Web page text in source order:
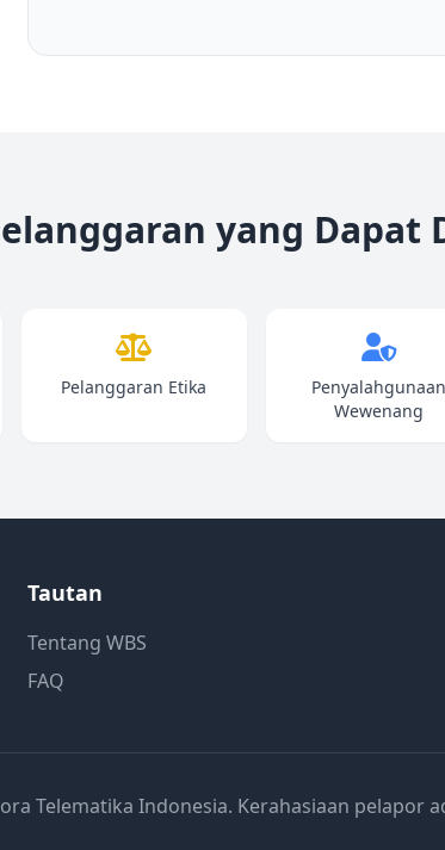
yang Dapat
Pelanggaran Etika
Penyalahgunaan
Wewenang
Tautan
Tentang WBS
FAQ
Telematika Indonesia. Kerahasiaan pelapor